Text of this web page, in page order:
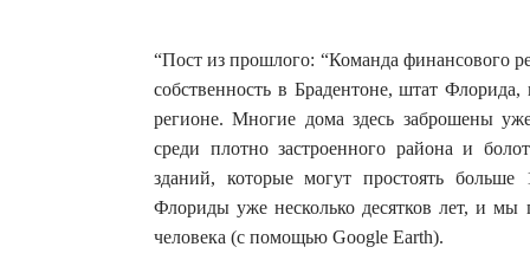
“Пост из прошлого: “Команда финансового
собственность в Брадентоне, штат
регионе.Многие дома здесь заброшены
среди плотно застроенного района и
зданий, которые могут простоять больше
Флориды уже несколько десятков лет, и мы
человека (с помощью Google Earth).